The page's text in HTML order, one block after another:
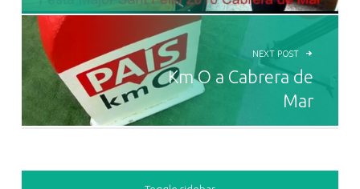
NEXT POST
Km O a Cabrera de
Mar
SIDEBAR